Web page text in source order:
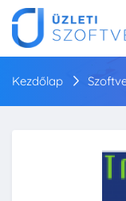
Kezdőlap